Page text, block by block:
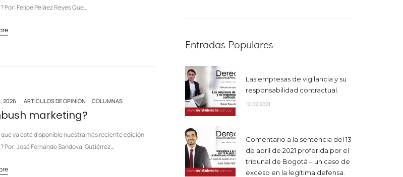
Por: Felipe Peláez Reyes Que…
2026 ARTÍCULOS DE OPINIÓN COLUMNAS
marketing?
que ya está disponible nuestra más reciente edición
Por: José Fernando Sandoval Gutiérrez…
Entradas Populares
Las empresas de vigilancia y su
responsabilidad contractual.
12.02 2021
Comentario a la sentencia del 13
de abril de 2021 proferida por el
tribunal de Bogotá – un caso de
exceso en la legítima defensa.